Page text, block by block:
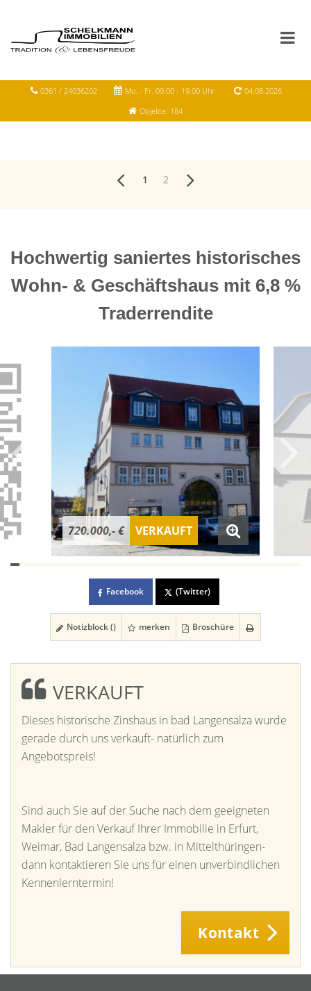
0361 / 24036202 Mo. - Fr. 09.00 - 19.00 Uhr
04.08.2026
Objekte: 184
1 2
Hochwertig saniertes historisches
Wohn- & Geschäftshaus mit 6,8 %
Traderrendite
720.000,- € VERKAUFT
Facebook (Twitter)
Notizblock () merken Broschüre
VERKAUFT
Dieses historische Zinshaus in bad Langensalza wurde
gerade durch uns verkauft- natürlich zum
Angebotspreis!
Sind auch Sie auf der Suche nach dem geeigneten
Makler für den Verkauf Ihrer Immobilie in Erfurt,
Weimar, Bad Langensalza bzw. in Mittelthüringen-
dann kontaktieren Sie uns für einen unverbindlichen
Kennenlerntermin!
Kontakt